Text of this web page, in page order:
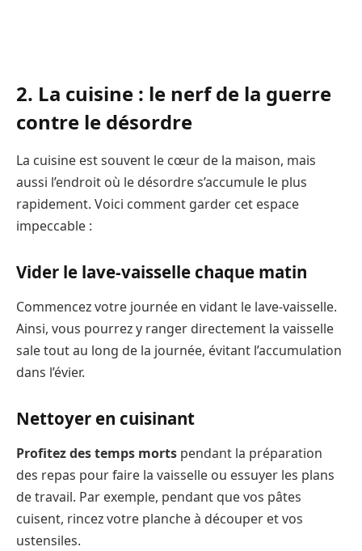
2. La cuisine : le nerf de la guerre
contre le désordre
La cuisine est souvent le cœur de la maison, mais
aussi l’endroit où le désordre s’accumule le plus
rapidement. Voici comment garder cet espace
impeccable :
Vider le lave-vaisselle chaque matin
Commencez votre journée en vidant le lave-vaisselle.
Ainsi, vous pourrez y ranger directement la vaisselle
sale tout au long de la journée, évitant l’accumulation
dans l’évier.
Nettoyer en cuisinant
Profitez des temps morts pendant la préparation
des repas pour faire la vaisselle ou essuyer les plans
de travail. Par exemple, pendant que vos pâtes
cuisent, rincez votre planche à découper et vos
ustensiles.